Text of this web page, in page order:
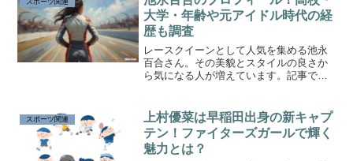
スポーツ関連
大学・年齢や元アイドル時代の経
歴も調査
レースクイーンとして人気を集める池永
百合さん。その美貌とスタイルの良さか
ら気になる人が増えています。記事では
ついてわかりやすくまとめました。
スポーツ関連
上村優菜は早稲田出身の新キャプ
テン！ファイターズガールで輝く
魅力とは？